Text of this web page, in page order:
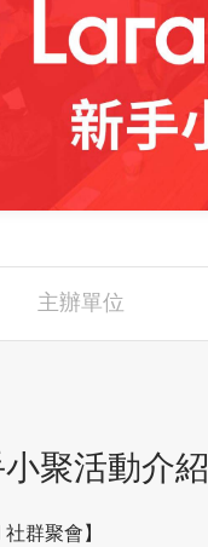
主辦單位
聚活動介紹
群聚會】